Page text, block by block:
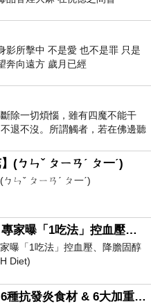
影所擊中 不是愛 也不是罪 只是
奔向遠方 歲月已經
除一切煩惱，雖有四魔不能干
退不沒。所謂觸者，若在佛邊聽
(ㄅㄣˇ ㄆㄧㄢˊ ㄆ一ˊ)
ㄣˇ ㄆㄧㄢˊ ㄆ一ˊ)
不只少吃鹽！專家曝「1吃法」控血壓、降膽固醇 - 得舒飲食(DASH Diet)
曝「1吃法」控血壓、降膽固醇
Diet)
dietitiansophia/
欣儀營養師 - 6種抗發炎食材 & 6大加重慢性發炎的飲食習慣